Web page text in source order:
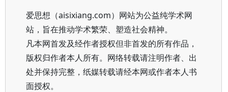
爱思想（aisixiang.com）网站为公益纯学术网
站，旨在推动学术繁荣、塑造社会精神。
凡本网首发及经作者授权但非首发的所有作品，
版权归作者本人所有。网络转载请注明作者、出
处并保持完整，纸媒转载请经本网或作者本人书
面授权。